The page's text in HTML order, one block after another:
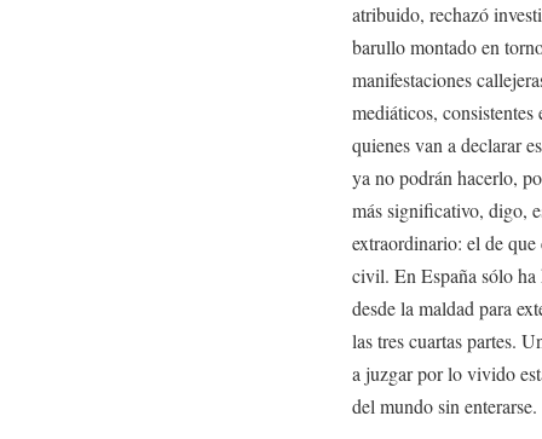
atribuido, rechazó
barullo montado en
manifestaciones
mediáticos,
quienes van a declarar
ya no podrán hacerlo,
más significativo, digo,
extraordinario: el de
civil. En España sólo
desde la maldad para
las tres cuartas partes.
a juzgar por lo vivido
del mundo sin enterarse.